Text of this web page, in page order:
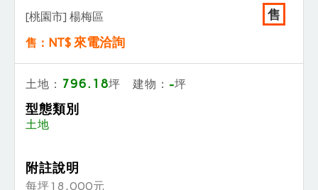
[桃園市] 楊梅區 售
售： NT$ 來電洽詢
土地： 796.18坪 建物： -坪
型態類別
土地
附註說明
每坪18,000元